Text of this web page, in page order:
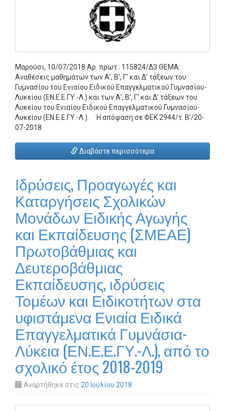
Μαρούσι, 10/07/2018 Αρ. πρωτ.: 115824/Δ3 ΘΕΜΑ:
Αναθέσεις μαθημάτων των Α’, Β’, Γ’ και Δ’ τάξεων του
Γυμνασίου του Ενιαίου Ειδικού Επαγγελματικού Γυμνασίου-
Λυκείου (ΕΝ.Ε.Ε.ΓΥ.-Λ.) και των Α’, Β’, Γ’ και Δ’ τάξεων του
Λυκείου του Ενιαίου Ειδικού Επαγγελματικού Γυμνασίου-
Λυκείου (ΕΝ.Ε.Ε.ΓΥ.-Λ.). Η απόφαση σε ΦΕΚ 2944/τ. Β’/20-
07-2018
Διαβάστε περισσότερα
Ιδρύσεις, Προαγωγές και
Καταργήσεις Σχολικών
Μονάδων Ειδικής Αγωγής
και Εκπαίδευσης (ΣΜΕΑΕ)
Πρωτοβάθμιας και
Δευτεροβάθμιας
Εκπαίδευσης, ιδρύσεις
Τομέων και Ειδικοτήτων στα
υφιστάμενα Ενιαία Ειδικά
Επαγγελματικά Γυμνάσια-
Λύκεια (ΕΝ.Ε.Ε.ΓΥ.-Λ.), από το
σχολικό έτος 2018-2019
Αναρτήθηκε στις 20 Ιουλίου 2018